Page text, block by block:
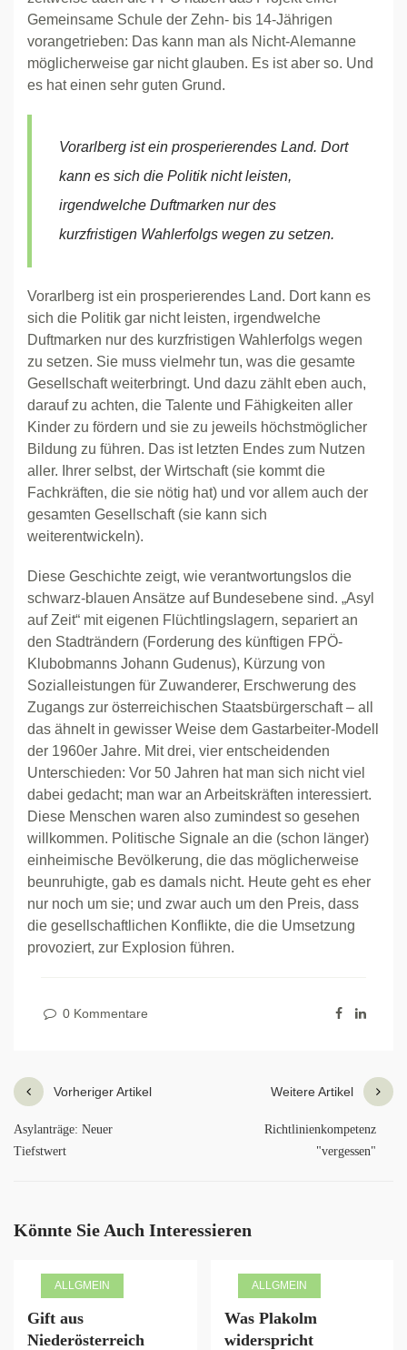
Gemeinsame Schule der Zehn- bis 14-Jährigen
vorangetrieben: Das kann man als Nicht-Alemanne
möglicherweise gar nicht glauben. Es ist aber so. Und
es hat einen sehr guten Grund.
Vorarlberg ist ein prosperierendes Land. Dort
kann es sich die Politik nicht leisten,
irgendwelche Duftmarken nur des
kurzfristigen Wahlerfolgs wegen zu setzen.
Vorarlberg ist ein prosperierendes Land. Dort kann es
sich die Politik gar nicht leisten, irgendwelche
Duftmarken nur des kurzfristigen Wahlerfolgs wegen
zu setzen. Sie muss vielmehr tun, was die gesamte
Gesellschaft weiterbringt. Und dazu zählt eben auch,
darauf zu achten, die Talente und Fähigkeiten aller
Kinder zu fördern und sie zu jeweils höchstmöglicher
Bildung zu führen. Das ist letzten Endes zum Nutzen
aller. Ihrer selbst, der Wirtschaft (sie kommt die
Fachkräften, die sie nötig hat) und vor allem auch der
gesamten Gesellschaft (sie kann sich
weiterentwickeln).
Diese Geschichte zeigt, wie verantwortungslos die
schwarz-blauen Ansätze auf Bundesebene sind. „Asyl
auf Zeit“ mit eigenen Flüchtlingslagern, separiert an
den Stadträndern (Forderung des künftigen FPÖ-
Klubobmanns Johann Gudenus), Kürzung von
Sozialleistungen für Zuwanderer, Erschwerung des
Zugangs zur österreichischen Staatsbürgerschaft – all
das ähnelt in gewisser Weise dem Gastarbeiter-Modell
der 1960er Jahre. Mit drei, vier entscheidenden
Unterschieden: Vor 50 Jahren hat man sich nicht viel
dabei gedacht; man war an Arbeitskräften interessiert.
Diese Menschen waren also zumindest so gesehen
willkommen. Politische Signale an die (schon länger)
einheimische Bevölkerung, die das möglicherweise
beunruhigte, gab es damals nicht. Heute geht es eher
nur noch um sie; und zwar auch um den Preis, dass
die gesellschaftlichen Konflikte, die die Umsetzung
provoziert, zur Explosion führen.
0 Kommentare
Vorheriger Artikel
Asylanträge: Neuer
Tiefstwert
Weitere Artikel
Richtlinienkompetenz
"vergessen"
Könnte Sie Auch Interessieren
ALLGMEIN
Gift aus
Niederösterreich
ALLGMEIN
Was Plakolm
widerspricht